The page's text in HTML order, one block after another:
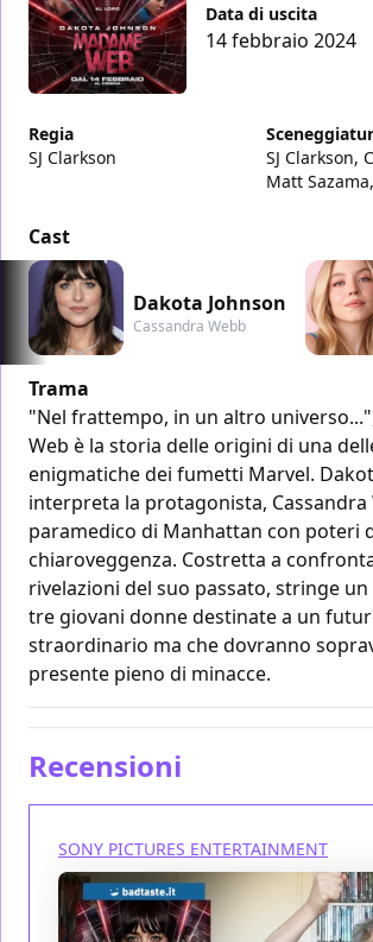
Data di uscita
14 febbraio 2024
Regia
SJ Clarkson
SJ Clarkson,
Matt
Cast
Dakota Johnson
Cassandra Webb
Trama
"Nel frattempo, in un altro
Web è la storia delle origini di una
enigmatiche dei fumetti Marvel.
interpreta la protagonista, Cassandra
paramedico di Manhattan con poteri
chiaroveggenza. Costretta a
rivelazioni del suo passato, stringe
tre giovani donne destinate a un
straordinario ma che dovranno
presente pieno di minacce.
Recensioni
SONY PICTURES ENTERTAINMENT